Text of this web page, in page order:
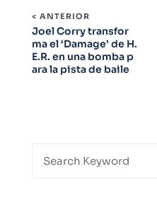
< ANTERIOR
Joel Corry transfor
ma el ‘Damage’ de H.
E.R. en una bomba p
ara la pista de baile